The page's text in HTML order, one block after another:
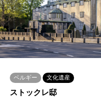
ベルギー 文化遺産
ストックレ邸